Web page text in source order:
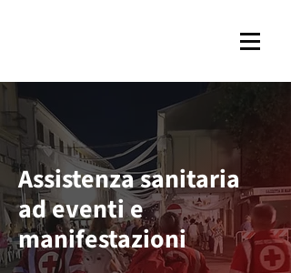
Assistenza sanitaria
ad eventi e
manifestazioni